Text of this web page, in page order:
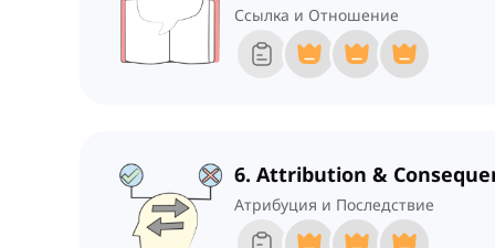
Ссылка и Отношение
6. Attribution &
Атрибуция и Последствие